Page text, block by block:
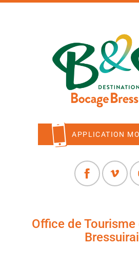
APPLICATION
Office de